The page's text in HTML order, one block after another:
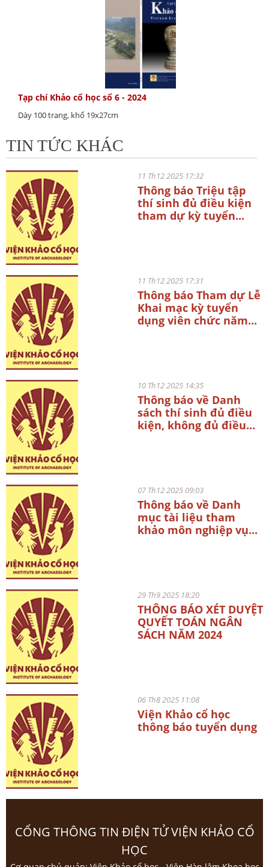
Tạp chí Khảo cổ học số 6 - 2024
Dày 100 trang, khổ 19x27cm
TIN TỨC KHÁC
11 Th12 2025 17:32
Thông báo Triệu tập
thí sinh đủ điều kiện
tham dự kỳ tuyển...
11 Th12 2025 17:31
Thông báo Tham dự Lễ
Khai mạc kỳ tuyển
dụng viên chức năm...
10 Th12 2025 14:35
Thông báo về Danh
sách thí sinh đủ điều
kiện, không đủ điều...
07 Th12 2025 09:03
Thông báo về Danh
mục tài liệu tham
khảo môn nghiệp vụ...
29 Th9 2025 18:20
THÔNG BÁO XÉT DUYỆT
QUYẾT TOÁN NGÂN
SÁCH NĂM 2024
06 Th8 2025 11:08
Viện Khảo cổ học
thông báo tuyển dụng
CỔNG THÔNG TIN ĐIỆN TỬ VIỆN KHẢO CỔ
HỌC